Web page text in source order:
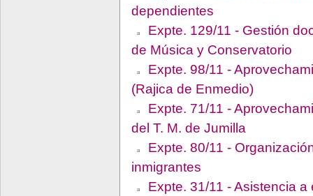
dependientes
Expte. 129/11 - Gestión
de Música y Conservatorio
Expte. 98/11 -
(Rajica de Enmedio)
Expte. 71/11 -
del T. M. de Jumilla
Expte. 80/11 -
inmigrantes
Expte. 31/11 - Asistencia